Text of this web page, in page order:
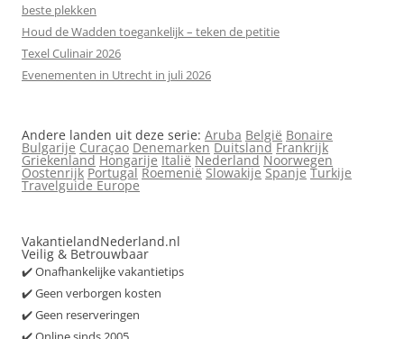
beste plekken
Houd de Wadden toegankelijk – teken de petitie
Texel Culinair 2026
Evenementen in Utrecht in juli 2026
Andere landen uit deze serie: Aruba België Bonaire
Bulgarije Curaçao Denemarken Duitsland Frankrijk
Griekenland Hongarije Italië Nederland Noorwegen
Oostenrijk Portugal Roemenië Slowakije Spanje Turkije
Travelguide Europe
VakantielandNederland.nl
Veilig & Betrouwbaar
✔️ Onafhankelijke vakantietips
✔️ Geen verborgen kosten
✔️ Geen reserveringen